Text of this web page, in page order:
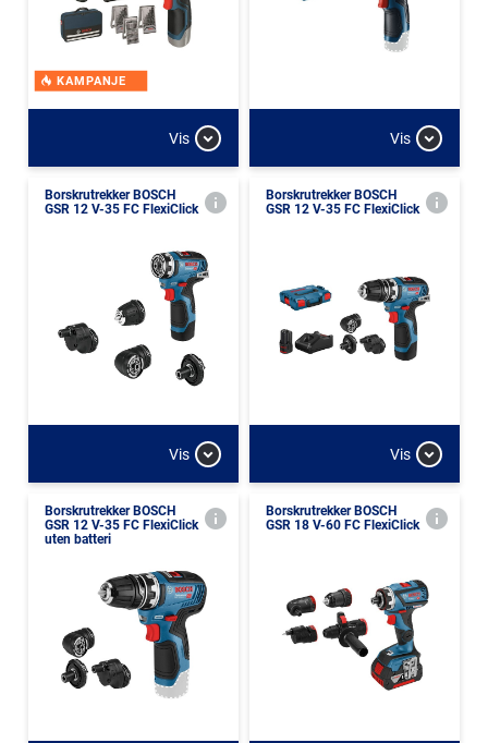
KAMPANJE
Vis Vis
Borskrutrekker BOSCH
GSR 12 V-35 FC FlexiClick
Vis
Borskrutrekker BOSCH
GSR 12 V-35 FC FlexiClick
Vis
Borskrutrekker BOSCH
GSR 12 V-35 FC FlexiClick
uten batteri
Borskrutrekker BOSCH
GSR 18 V-60 FC FlexiClick